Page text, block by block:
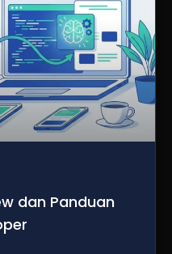
dan Panduan